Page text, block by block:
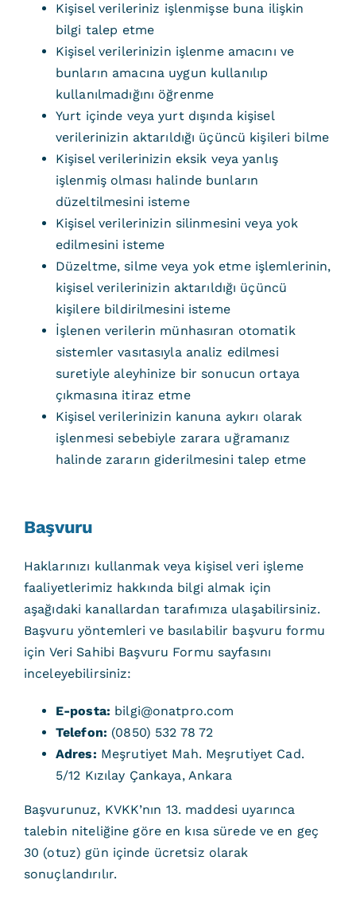
Kişisel verileriniz işlenmişse buna ilişkin
bilgi talep etme
Kişisel verilerinizin işlenme amacını ve
bunların amacına uygun kullanılıp
kullanılmadığını öğrenme
Yurt içinde veya yurt dışında kişisel
verilerinizin aktarıldığı üçüncü kişileri bilme
Kişisel verilerinizin eksik veya yanlış
işlenmiş olması halinde bunların
düzeltilmesini isteme
Kişisel verilerinizin silinmesini veya yok
edilmesini isteme
Düzeltme, silme veya yok etme işlemlerinin,
kişisel verilerinizin aktarıldığı üçüncü
kişilere bildirilmesini isteme
İşlenen verilerin münhasıran otomatik
sistemler vasıtasıyla analiz edilmesi
suretiyle aleyhinize bir sonucun ortaya
çıkmasına itiraz etme
Kişisel verilerinizin kanuna aykırı olarak
işlenmesi sebebiyle zarara uğramanız
halinde zararın giderilmesini talep etme
Başvuru
Haklarınızı kullanmak veya kişisel veri işleme
faaliyetlerimiz hakkında bilgi almak için
aşağıdaki kanallardan tarafımıza ulaşabilirsiniz.
Başvuru yöntemleri ve basılabilir başvuru formu
için Veri Sahibi Başvuru Formu sayfasını
inceleyebilirsiniz:
E-posta: bilgi@onatpro.com
Telefon: (0850) 532 78 72
Adres: Meşrutiyet Mah. Meşrutiyet Cad.
5/12 Kızılay Çankaya, Ankara
Başvurunuz, KVKK’nın 13. maddesi uyarınca
talebin niteliğine göre en kısa sürede ve en geç
30 (otuz) gün içinde ücretsiz olarak
sonuçlandırılır.